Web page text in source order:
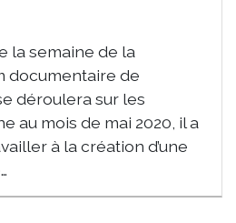
la semaine de la
documentaire de
déroulera sur les
au mois de mai 2020, il a
à la création d’une